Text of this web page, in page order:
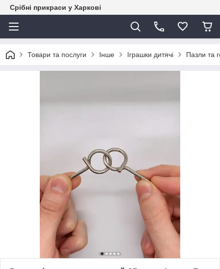
Срібні прикраси у Харкові
Товари та послуги Інше Іграшки дитячі Пазли та